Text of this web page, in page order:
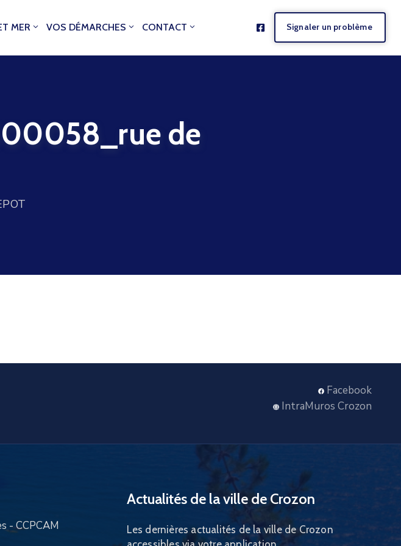
MER VOS DÉMARCHES CONTACT Signaler un problème
de
Facebook
IntraMuros Crozon
- CCPCAM
Actualités de la ville de Crozon
Les dernières actualités de la ville de Crozon